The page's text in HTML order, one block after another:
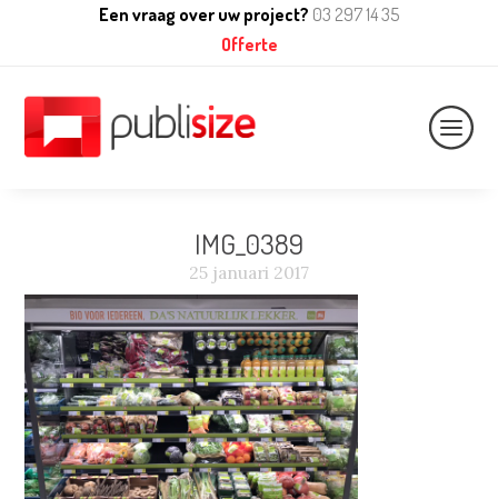
Een vraag over uw project? 03 297 14 35
Offerte
IMG_0389
25 januari 2017